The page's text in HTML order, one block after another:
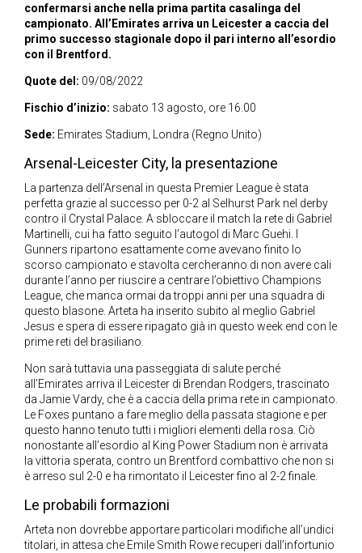
confermarsi anche nella prima partita casalinga del
campionato. All’Emirates arriva un Leicester a caccia del
primo successo stagionale dopo il pari interno all’esordio
con il Brentford.
Quote del: 09/08/2022
Fischio d’inizio: sabato 13 agosto, ore 16.00
Sede: Emirates Stadium, Londra (Regno Unito)
Arsenal-Leicester City, la presentazione
La partenza dell’Arsenal in questa Premier League è stata
perfetta grazie al successo per 0-2 al Selhurst Park nel derby
contro il Crystal Palace. A sbloccare il match la rete di Gabriel
Martinelli, cui ha fatto seguito l’autogol di Marc Guehi. I
Gunners ripartono esattamente come avevano finito lo
scorso campionato e stavolta cercheranno di non avere cali
durante l’anno per riuscire a centrare l’obiettivo Champions
League, che manca ormai da troppi anni per una squadra di
questo blasone. Arteta ha inserito subito al meglio Gabriel
Jesus e spera di essere ripagato già in questo week end con le
prime reti del brasiliano.
Non sarà tuttavia una passeggiata di salute perché
all’Emirates arriva il Leicester di Brendan Rodgers, trascinato
da Jamie Vardy, che è a caccia della prima rete in campionato.
Le Foxes puntano a fare meglio della passata stagione e per
questo hanno tenuto tutti i migliori elementi della rosa. Ciò
nonostante all’esordio al King Power Stadium non è arrivata
la vittoria sperata, contro un Brentford combattivo che non si
è arreso sul 2-0 e ha rimontato il Leicester fino al 2-2 finale.
Le probabili formazioni
Arteta non dovrebbe apportare particolari modifiche all’undici
titolari, in attesa che Emile Smith Rowe recuperi dall’infortunio